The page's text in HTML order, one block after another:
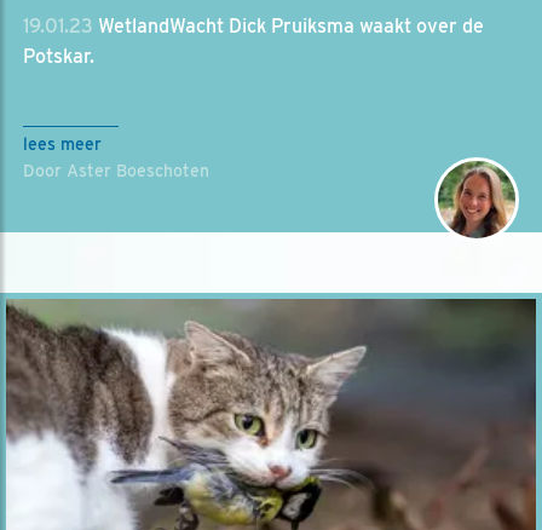
19.01.23 WetlandWacht Dick Pruiksma waakt over de
Potskar.
lees meer
Door Aster Boeschoten